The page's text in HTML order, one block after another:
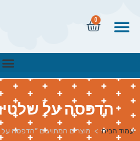
0
הדפסה על
עמוד הבית > מוצרים המתויגים “הדפסה